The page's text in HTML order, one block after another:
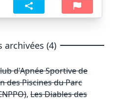
(4)
d'Apnée Sportive de
des Piscines du Parc
, Les Diables des